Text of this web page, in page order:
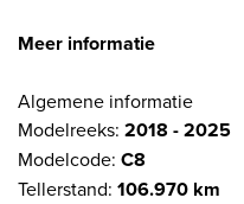
Meer informatie
Algemene informatie
Modelreeks: 2018 - 2025
Modelcode: C8
Tellerstand: 106.970 km